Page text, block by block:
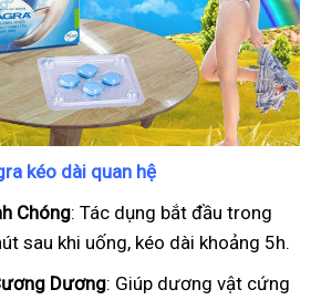
kéo dài quan hệ
Chóng: Tác dụng bắt đầu trong
sau khi uống, kéo dài khoảng 5h.
Dương: Giúp dương vật cứng